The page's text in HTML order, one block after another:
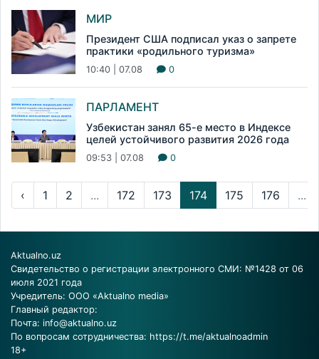
МИР
Президент США подписал указ о запрете
практики «родильного туризма»
10:40 | 07.08 0
ПАРЛАМЕНТ
Узбекистан занял 65-е место в Индексе
целей устойчивого развития 2026 года
09:53 | 07.08 0
‹ 1 2 ... 172 173 174 175 176 ...
Aktualno.uz
Свидетельство о регистрации электронного СМИ: №1428 от 06
июля 2021 года
Учредитель: ООО «Aktualno media»
Главный редактор:
Почта: info@aktualno.uz
По вопросам сотрудничества: https://t.me/aktualnoadmin
18+